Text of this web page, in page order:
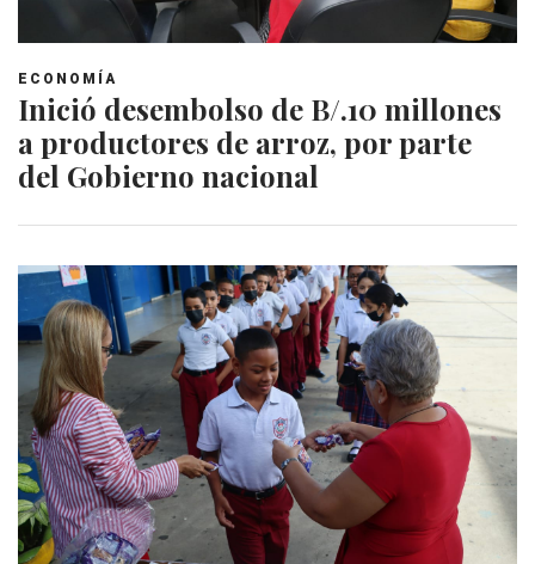
ECONOMÍA
Inició desembolso de B/.10 millones
a productores de arroz, por parte
del Gobierno nacional